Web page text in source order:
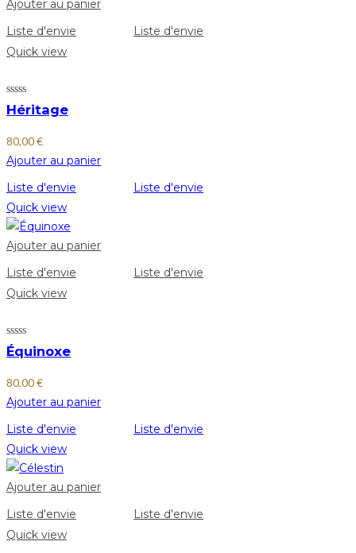
Ajouter au panier
Liste d'envie
Liste d'envie
Quick view
Héritage
80,00€
Ajouter au panier
Liste d'envie
Liste d'envie
Quick view
Ajouter au panier
Liste d'envie
Liste d'envie
Quick view
Équinoxe
80,00€
Ajouter au panier
Liste d'envie
Liste d'envie
Quick view
Ajouter au panier
Liste d'envie
Liste d'envie
Quick view